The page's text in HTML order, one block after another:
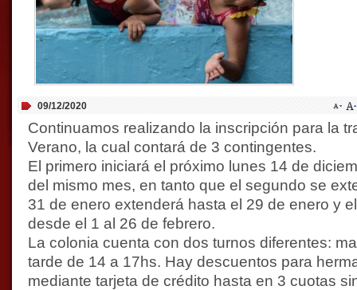
09/12/2020
Continuamos realizando la inscripción para la
Verano, la cual contará de 3 contingentes.
El primero iniciará el próximo lunes 14 de
del mismo mes, en tanto que el segundo se
31 de enero extenderá hasta el 29 de enero y
desde el 1 al 26 de febrero.
La colonia cuenta con dos turnos diferentes:
tarde de 14 a 17hs. Hay descuentos para
mediante tarjeta de crédito hasta en 3 cuotas